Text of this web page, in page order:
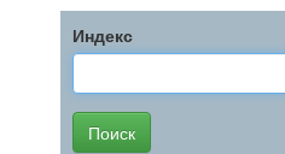
Индекс